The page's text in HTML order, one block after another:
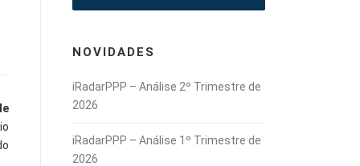
NOVIDADES
iRadarPPP – Análise 2º Trimestre de
2026
iRadarPPP – Análise 1º Trimestre de
2026